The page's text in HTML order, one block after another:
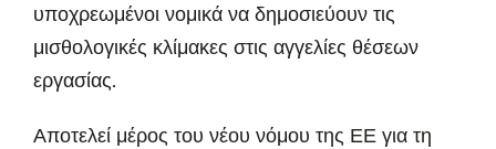
υποχρεωμένοι νομικά να δημοσιεύουν τις
μισθολογικές κλίμακες στις αγγελίες θέσεων
εργασίας.
Αποτελεί μέρος του νέου νόμου της ΕΕ για τη